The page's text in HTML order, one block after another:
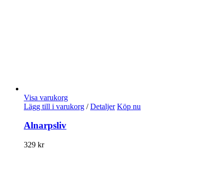
Visa varukorg
Lägg till i varukorg / Detaljer Köp nu
Alnarpsliv
329 kr